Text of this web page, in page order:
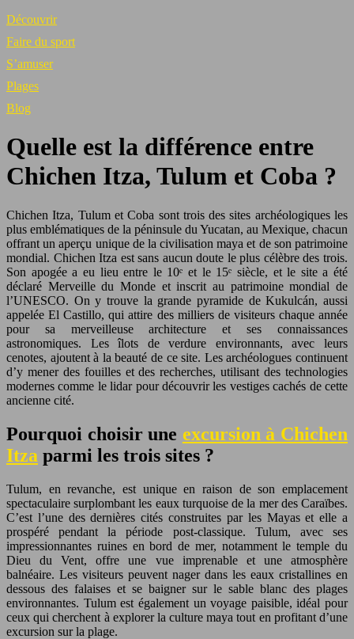
Découvrir
Faire du sport
S’amuser
Plages
Blog
Quelle est la différence entre
Chichen Itza, Tulum et Coba ?
Chichen Itza, Tulum et Coba sont trois des sites archéologiques les
plus emblématiques de la péninsule du Yucatan, au Mexique, chacun
offrant un aperçu unique de la civilisation maya et de son patrimoine
mondial. Chichen Itza est sans aucun doute le plus célèbre des trois.
Son apogée a eu lieu entre le 10ᵉ et le 15ᵉ siècle, et le site a été
déclaré Merveille du Monde et inscrit au patrimoine mondial de
l’UNESCO. On y trouve la grande pyramide de Kukulcán, aussi
appelée El Castillo, qui attire des milliers de visiteurs chaque année
pour sa merveilleuse architecture et ses connaissances
astronomiques. Les îlots de verdure environnants, avec leurs
cenotes, ajoutent à la beauté de ce site. Les archéologues continuent
d’y mener des fouilles et des recherches, utilisant des technologies
modernes comme le lidar pour découvrir les vestiges cachés de cette
ancienne cité.
Pourquoi choisir une excursion à Chichen
Itza parmi les trois sites ?
Tulum, en revanche, est unique en raison de son emplacement
spectaculaire surplombant les eaux turquoise de la mer des Caraïbes.
C’est l’une des dernières cités construites par les Mayas et elle a
prospéré pendant la période post-classique. Tulum, avec ses
impressionnantes ruines en bord de mer, notamment le temple du
Dieu du Vent, offre une vue imprenable et une atmosphère
balnéaire. Les visiteurs peuvent nager dans les eaux cristallines en
dessous des falaises et se baigner sur le sable blanc des plages
environnantes. Tulum est également un voyage paisible, idéal pour
ceux qui cherchent à explorer la culture maya tout en profitant d’une
excursion sur la plage.